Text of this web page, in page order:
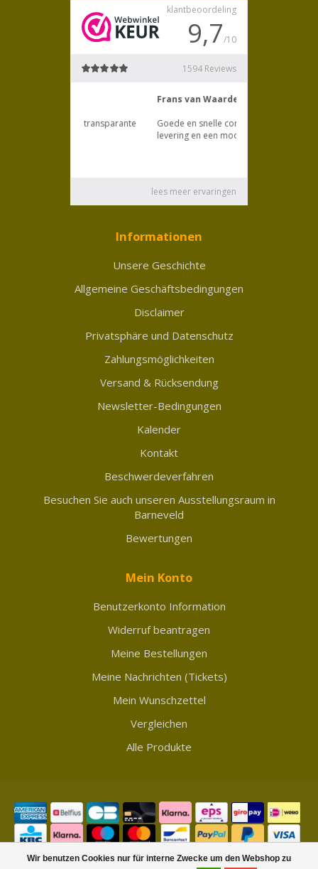
Wir benutzen Cookies nur für interne Zwecke um den Webshop zu
Informationen
Unsere Geschichte
Allgemeine Geschäftsbedingungen
Disclaimer
Privatsphäre und Datenschutz
Zahlungsmöglichkeiten
Versand & Rücksendung
Newsletter-Bedingungen
Kalender
Kontakt
Beschwerdeverfahren
Besuchen Sie auch unseren Ausstellungsraum in
Barneveld
Bewertungen
Mein Konto
Benutzerkonto Information
Widerruf beantragen
Meine Bestellungen
Meine Nachrichten (Tickets)
Mein Wunschzettel
Vergleichen
Alle Produkte